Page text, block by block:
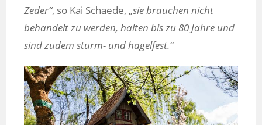
Zeder“, so Kai Schaede, „sie brauchen nicht
behandelt zu werden, halten bis zu 80 Jahre und
sind zudem sturm- und hagelfest.“